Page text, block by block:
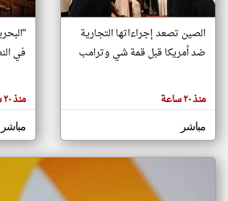
اخبار
أهم اخبار
الموجوده
هنا عن
وجهة
كاتبيها.
الصين تصعد إجراءاتها التجارية
ضد أمريكا قبل قمة شي وترامب
منذ ٢٠ ساعة
مباشر
في
منذ ٢٠ ساعة
مباشر